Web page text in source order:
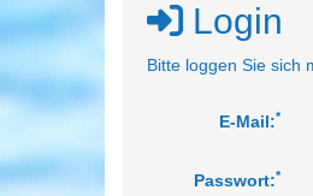
Login
Bitte loggen Sie sich
E-Mail:*
Passwort:*